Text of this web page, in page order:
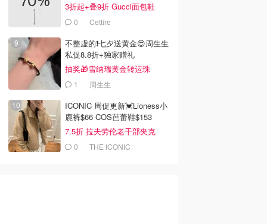
3折起+叠9折 Gucci面包鞋
$9910 Cettire
不整虚的❗️七夕送黄金😍周生生
私促8.8折+独家赠礼
抽奖🎁雪纳瑞黄金转运珠
1 周生生
ICONIC 周促更新💓Lioness小
鹿裤$66 COS芭蕾鞋$153
7.5折 拉夫劳伦老干部夹克
$4190 THE ICONIC